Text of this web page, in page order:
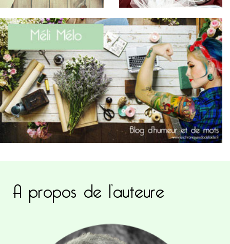
A propos de l’auteure